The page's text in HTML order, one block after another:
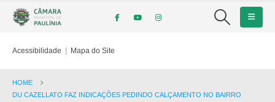
Acessibilidade | Mapa do Site
HOME
DU CAZELLATO FAZ INDICAÇÕES PEDINDO CALÇAMENTO NO BAIRRO